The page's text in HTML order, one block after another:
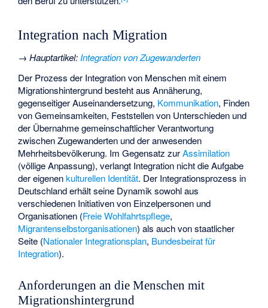
Integration nach Migration
→Hauptartikel: Integration von Zugewanderten
Der Prozess der Integration von Menschen mit einem
Migrationshintergrund besteht aus Annäherung,
gegenseitiger Auseinandersetzung, Kommunikation, Finden
von Gemeinsamkeiten, Feststellen von Unterschieden und
der Übernahme gemeinschaftlicher Verantwortung
zwischen Zugewanderten und der anwesenden
Mehrheitsbevölkerung. Im Gegensatz zurAssimilation
(völlige Anpassung), verlangt Integration nicht die Aufgabe
der eigenenkulturellen Identität. Der Integrationsprozess in
Deutschland erhält seine Dynamik sowohl aus
verschiedenen Initiativen von Einzelpersonen und
Organisationen (Freie Wohlfahrtspflege,
Migrantenselbstorganisationen) als auch von staatlicher
Seite (Nationaler Integrationsplan, Bundesbeirat für
Integration).
Anforderungen an die Menschen mit
Migrationshintergrund